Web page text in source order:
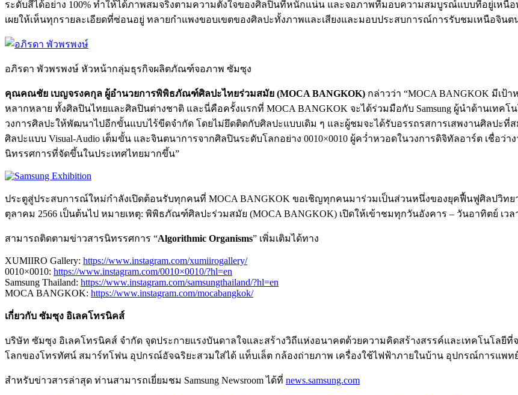
ระดับสีได้อย่าง 100% ทำให้ได้ภาพสมจริงตามความตั้งใจของศิลปินที่หนักแน่น และจอภาพที่มอบความสมบูรณ์แบบที่อยู่เหนื
เผยให้เห็นทุกรายละเอียดที่ซ่อนอยู่ ทลายกำแพงขอบเขตของศิลปะทั้งภาพและเสียงและมอบประสบการณ์การรับชมเหนือจิน
อภิรดา พัวพรพงษ์ หัวหน้ากลุ่มธุรกิจผลิตภัณฑ์จอภาพ ซัมซุง
คุณคณชัย เบญจรงคกุล ผู้อำนวยการพิพิธภัณฑ์ศิลปะไทยร่วมสมัย (MOCA BANGKOK) กล่าวว่า “MOCA BANGKOK มีเ
หลากหลาย ทั้งศิลปินไทยและศิลปินต่างชาติ และนี่คือครั้งแรกที่ MOCA BANGKOK จะได้ร่วมมือกับ Samsung ผู้นำด้านเทคโน
วงการศิลปะให้พัฒนาไปอีกขั้นแบบไร้ขีดจำกัด โดยไม่ยึดติดกับศิลปะแบบเดิม ๆ และผู้ชมจะได้รับอรรถรสการเสพงานศิลป
ศิลปะแบบ Visual-Audio เต็มขั้น และจินตนาการจากศิลปินระดับโลกอย่าง 0010×0010 ผู้คว่ำหวอดในวงการดิจิทัลอาร์ต เชื่อ
นิทรรศการที่จัดขึ้นในประเทศไทยมากขึ้น”
ประตูสู่ประสบการณ์ใหม่กำลังเปิดต้อนรับทุกคนที่ MOCA BANGKOK ขอเชิญทุกคนมาร่วมเป็นส่วนหนึ่งของยุคฟื้นฟูศิลปวิท
ตุลาคม 2566 เป็นต้นไป หมายเหตุ: พิพิธภัณฑ์ศิลปะร่วมสมัย (MOCA BANGKOK) เปิดให้เข้าชมทุกวันอังคาร – วันอาทิตย์ เวล
สามารถติดตามข่าวสารนิทรรศการ “Algorithmic Organisms” เพิ่มเติมได้ทาง
XUMIIRO Gallery: https://www.instagram.com/xumiirogallery/
0010×0010: https://www.instagram.com/0010×0010/?hl=en
Samsung Thailand: https://www.instagram.com/samsungthailand/?hl=en
MOCA BANGKOK: https://www.instagram.com/mocabangkok/
เกี่ยวกับ ซัมซุง อิเลคโทรนิคส์
บริษัท ซัมซุง อิเลคโทรนิคส์ จำกัด จุดประกายแรงบันดาลใจและสร้างวิถีแห่งอนาคตด้วยความคิดสร้างสรรค์และเทคโนโลยี
โลกของโทรทัศน์ สมาร์ทโฟน อุปกรณ์อัจฉริยะสวมใส่ได้ แท็บเล็ต กล้องถ่ายภาพ เครื่องใช้ไฟฟ้าภายในบ้าน อุปกรณ์การแพท
สำหรับข่าวสารล่าสุด ท่านสามารถเยี่ยมชม Samsung Newsroom ได้ที่ news.samsung.com